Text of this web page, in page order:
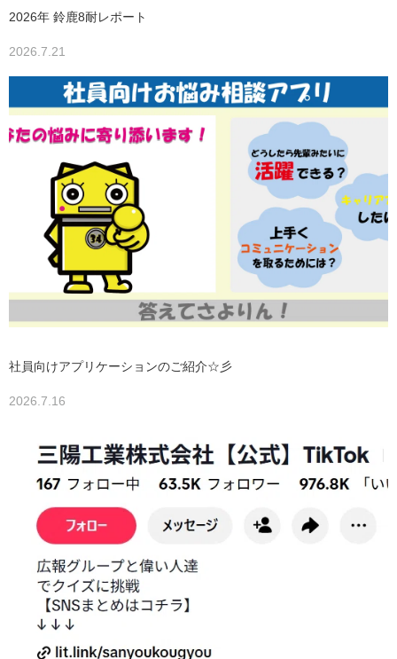
2026年 鈴鹿8耐レポート
2026.7.21
社員向けアプリケーションのご紹介☆彡
2026.7.16